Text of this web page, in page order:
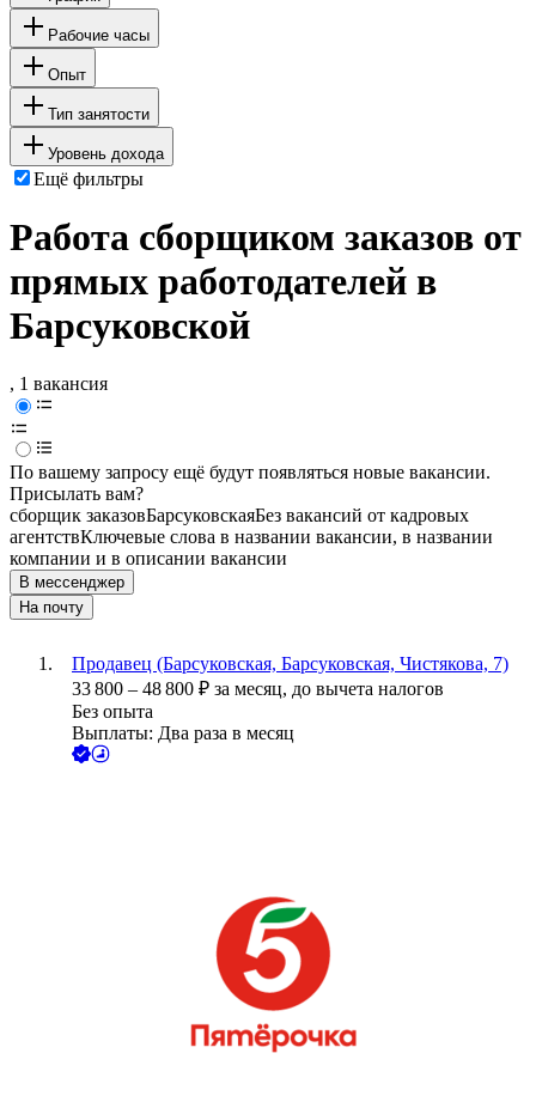
Рабочие часы
Опыт
Тип занятости
Уровень дохода
Ещё фильтры
Работа сборщиком заказов от
прямых работодателей в
Барсуковской
, 1 вакансия
По вашему запросу ещё будут появляться новые вакансии.
Присылать вам?
сборщик заказовБарсуковскаяБез вакансий от кадровых
агентствКлючевые слова в названии вакансии, в названии
компании и в описании вакансии
В мессенджер
На почту
Продавец (Барсуковская, Барсуковская, Чистякова, 7)
33 800 – 48 800 ₽ за месяц, до вычета налогов
Без опыта
Выплаты: Два раза в месяц